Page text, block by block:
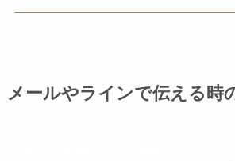
メールやラインで伝える時